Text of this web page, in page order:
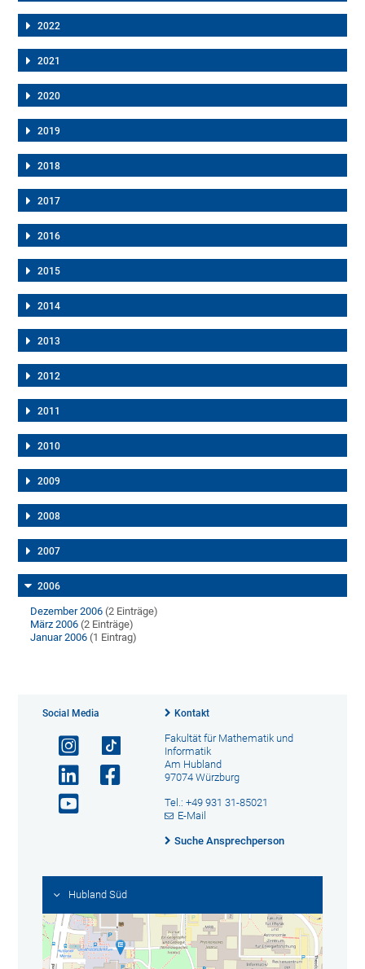
2022
2021
2020
2019
2018
2017
2016
2015
2014
2013
2012
2011
2010
2009
2008
2007
2006
Dezember 2006 (2 Einträge)
März 2006 (2 Einträge)
Januar 2006 (1 Eintrag)
Social Media Kontakt
Fakultät für Mathematik und
Informatik
Am Hubland
97074 Würzburg
Tel.: +49 931 31-85021
E-Mail
Suche Ansprechperson
Hubland Süd